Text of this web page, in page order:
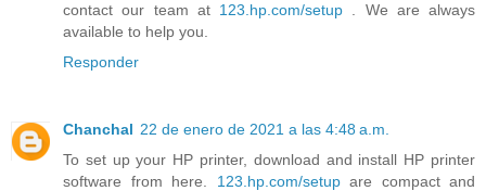
contact our team at 123.hp.com/setup . We are always
available to help you.
Responder
Chanchal 22 de enero de 2021 a las 4:48 a.m.
To set up your HP printer, download and install HP printer
software from here. 123.hp.com/setupare compact and